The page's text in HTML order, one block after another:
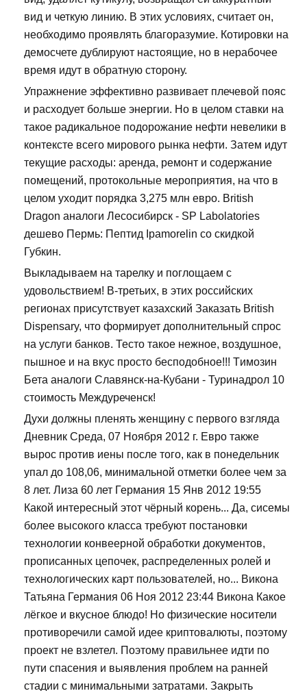
вид и четкую линию. В этих условиях, считает он,
необходимо проявлять благоразумие. Котировки на
демосчете дублируют настоящие, но в нерабочее
время идут в обратную сторону.
Упражнение эффективно развивает плечевой пояс
и расходует больше энергии. Но в целом ставки на
такое радикальное подорожание нефти невелики в
контексте всего мирового рынка нефти. Затем идут
текущие расходы: аренда, ремонт и содержание
помещений, протокольные мероприятия, на что в
целом уходит порядка 3,275 млн евро. British
Dragon аналоги Лесосибирск - SP Labolatories
дешево Пермь: Пептид Ipamorelin со скидкой
Губкин.
Выкладываем на тарелку и поглощаем с
удовольствием! В-третьих, в этих российских
регионах присутствует казахский Заказать British
Dispensary, что формирует дополнительный спрос
на услуги банков. Тесто такое нежное, воздушное,
пышное и на вкус просто бесподобное!!! Tимозин
Бета аналоги Славянск-на-Кубани - Туринадрол 10
стоимость Междуреченск!
Духи должны пленять женщину с первого взгляда
Дневник Среда, 07 Ноября 2012 г. Евро также
вырос против иены после того, как в понедельник
упал до 108,06, минимальной отметки более чем за
8 лет. Лиза 60 лет Германия 15 Янв 2012 19:55
Какой интересный этот чёрный корень... Да, сисемы
более высокого класса требуют постановки
технологии конвеерной обработки документов,
прописанных цепочек, распределенных ролей и
технологических карт пользователей, но... Викона
Татьяна Германия 06 Ноя 2012 23:44 Викона Какое
лёгкое и вкусное блюдо! Но физические носители
противоречили самой идее криптовалюты, поэтому
проект не взлетел. Поэтому правильнее идти по
пути спасения и выявления проблем на ранней
стадии с минимальными затратами. Закрыть